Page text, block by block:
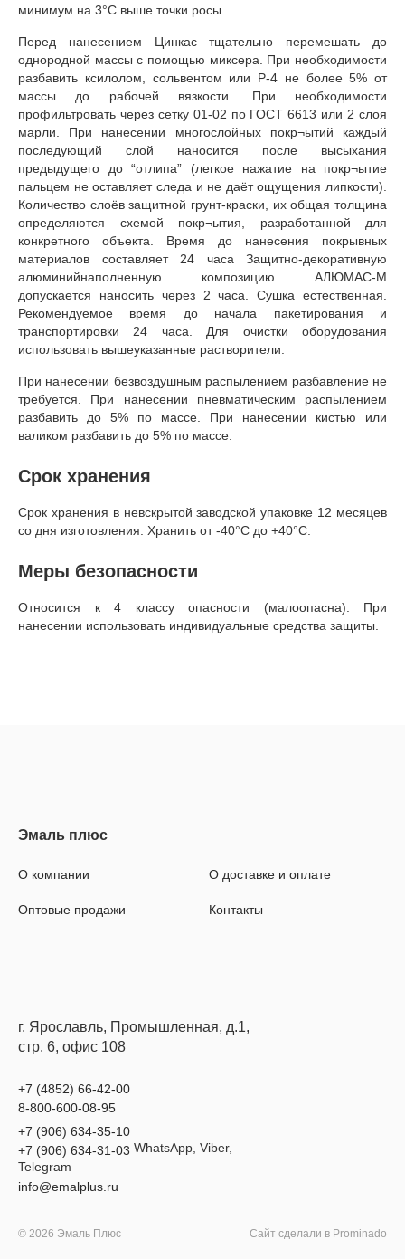
минимум на 3°С выше точки росы.
Перед нанесением Цинкас тщательно перемешать до
однородной массы с помощью миксера. При необходимости
разбавить ксилолом, сольвентом или Р-4 не более 5% от
массы до рабочей вязкости. При необходимости
профильтровать через сетку 01-02 по ГОСТ 6613 или 2 слоя
марли. При нанесении многослойных покр¬ытий каждый
последующий слой наносится после высыхания
предыдущего до “отлипа” (легкое нажатие на покр¬ытие
пальцем не оставляет следа и не даёт ощущения липкости).
Количество слоёв защитной грунт-краски, их общая толщина
определяются схемой покр¬ытия, разработанной для
конкретного объекта. Время до нанесения покрывных
материалов составляет 24 часа Защитно-декоративную
алюминийнаполненную композицию АЛЮМАС-М
допускается наносить через 2 часа. Сушка естественная.
Рекомендуемое время до начала пакетирования и
транспортировки 24 часа. Для очистки оборудования
использовать вышеуказанные растворители.
При нанесении безвоздушным распылением разбавление не
требуется. При нанесении пневматическим распылением
разбавить до 5% по массе. При нанесении кистью или
валиком разбавить до 5% по массе.
Срок хранения
Срок хранения в невскрытой заводской упаковке 12 месяцев
со дня изготовления. Хранить от -40°C до +40°C.
Меры безопасности
Относится к 4 классу опасности (малоопасна). При
нанесении использовать индивидуальные средства защиты.
О компании
Оптовые продажи
О доставке и оплате
Контакты
г. Ярославль, Промышленная, д.1,
стр. 6, офис 108
+7 (4852) 66-42-00
8-800-600-08-95
+7 (906) 634-35-10
+7 (906) 634-31-03 WhatsApp, Viber,
Telegram
info@emalplus.ru
© 2026 Эмаль Плюс Сайт сделали в Prominado